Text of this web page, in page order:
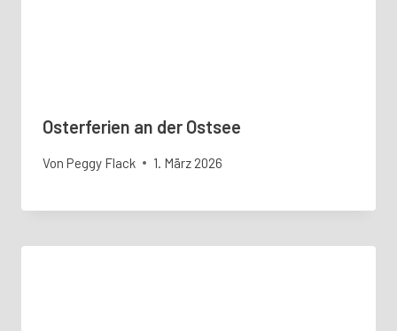
Osterferien an der Ostsee
Von Peggy Flack 1. März 2026